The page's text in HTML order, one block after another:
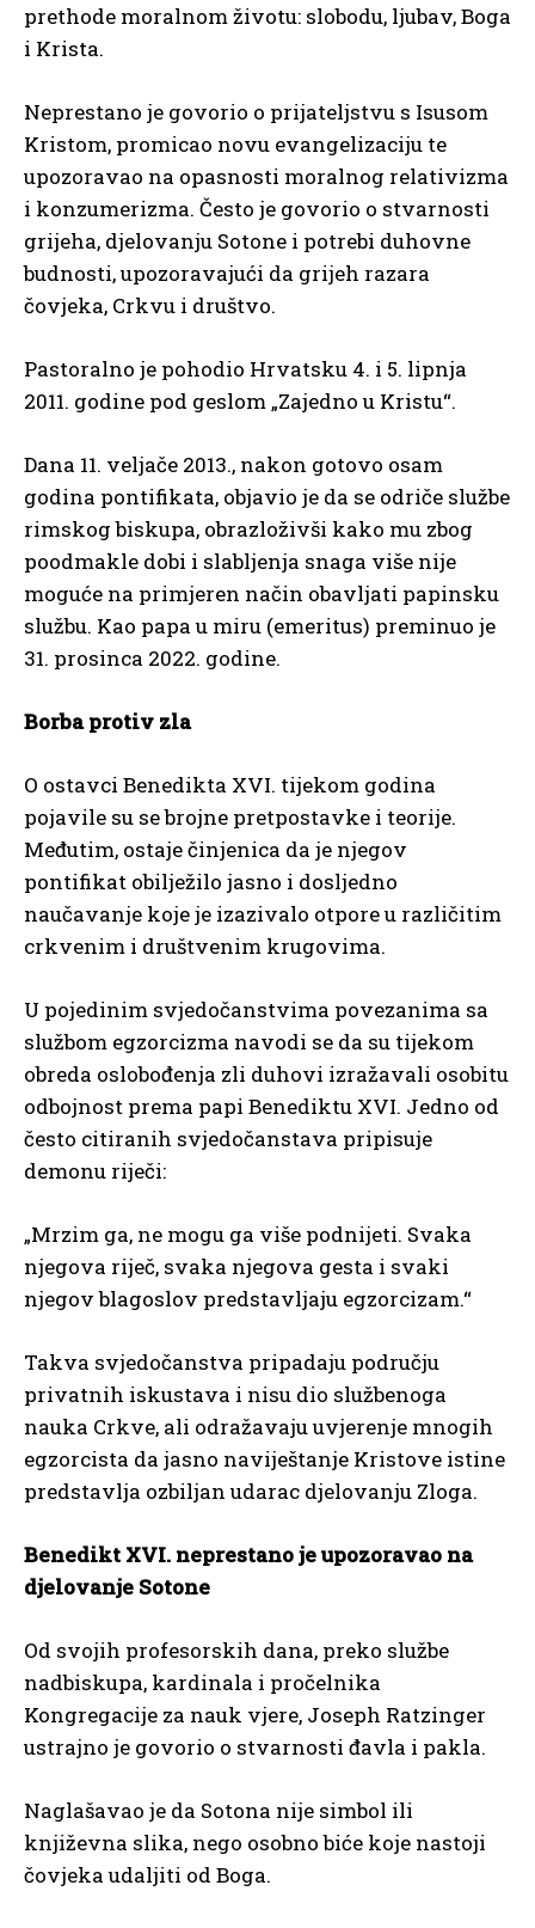
prethode moralnom životu: slobodu, ljubav, Boga
i Krista.
Neprestano je govorio o prijateljstvu s Isusom
Kristom, promicao novu evangelizaciju te
upozoravao na opasnosti moralnog relativizma
i konzumerizma. Često je govorio o stvarnosti
grijeha, djelovanju Sotone i potrebi duhovne
budnosti, upozoravajući da grijeh razara
čovjeka, Crkvu i društvo.
Pastoralno je pohodio Hrvatsku 4. i 5. lipnja
2011. godine pod geslom „Zajedno u Kristu“.
Dana 11. veljače 2013., nakon gotovo osam
godina pontifikata, objavio je da se odriče službe
rimskog biskupa, obrazloživši kako mu zbog
poodmakle dobi i slabljenja snaga više nije
moguće na primjeren način obavljati papinsku
službu. Kao papa u miru (emeritus) preminuo je
31. prosinca 2022. godine.
Borba protiv zla
O ostavci Benedikta XVI. tijekom godina
pojavile su se brojne pretpostavke i teorije.
Međutim, ostaje činjenica da je njegov
pontifikat obilježilo jasno i dosljedno
naučavanje koje je izazivalo otpore u različitim
crkvenim i društvenim krugovima.
U pojedinim svjedočanstvima povezanima sa
službom egzorcizma navodi se da su tijekom
obreda oslobođenja zli duhovi izražavali osobitu
odbojnost prema papi Benediktu XVI. Jedno od
često citiranih svjedočanstava pripisuje
demonu riječi:
„Mrzim ga, ne mogu ga više podnijeti. Svaka
njegova riječ, svaka njegova gesta i svaki
njegov blagoslov predstavljaju egzorcizam.“
Takva svjedočanstva pripadaju području
privatnih iskustava i nisu dio službenoga
nauka Crkve, ali odražavaju uvjerenje mnogih
egzorcista da jasno naviještanje Kristove istine
predstavlja ozbiljan udarac djelovanju Zloga.
Benedikt XVI. neprestano je upozoravao na
djelovanje Sotone
Od svojih profesorskih dana, preko službe
nadbiskupa, kardinala i pročelnika
Kongregacije za nauk vjere, Joseph Ratzinger
ustrajno je govorio o stvarnosti đavla i pakla.
Naglašavao je da Sotona nije simbol ili
književna slika, nego osobno biće koje nastoji
čovjeka udaljiti od Boga.